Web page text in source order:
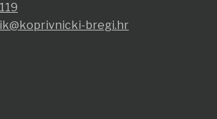
bregi.hr